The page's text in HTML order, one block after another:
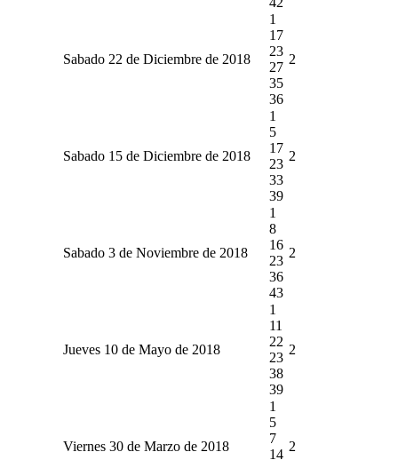
Sabado 22 de Diciembre de 2018
1
17
23
27
35
36
2
Sabado 15 de Diciembre de 2018
1
5
17
23
33
39
2
Sabado 3 de Noviembre de 2018
1
8
16
23
36
43
2
Jueves 10 de Mayo de 2018
1
11
22
23
38
39
2
Viernes 30 de Marzo de 2018
1
5
7
14
2